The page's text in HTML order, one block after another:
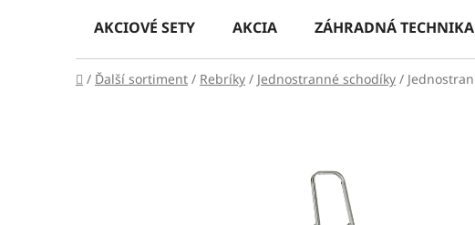
AKCIOVÉ SETY AKCIA ZÁHRADNÁ TECHNIKA
Domov
/ Ďalší sortiment / Rebríky / Jednostranné schodíky /